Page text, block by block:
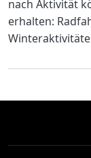
nach Aktivität
erhalten: